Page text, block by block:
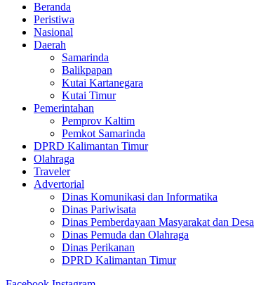
Beranda
Peristiwa
Nasional
Daerah
Samarinda
Balikpapan
Kutai Kartanegara
Kutai Timur
Pemerintahan
Pemprov Kaltim
Pemkot Samarinda
DPRD Kalimantan Timur
Olahraga
Traveler
Advertorial
Dinas Komunikasi dan Informatika
Dinas Pariwisata
Dinas Pemberdayaan Masyarakat dan Desa
Dinas Pemuda dan Olahraga
Dinas Perikanan
DPRD Kalimantan Timur